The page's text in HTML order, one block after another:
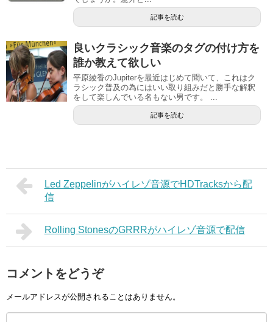
記事を読む
良いクラシック音楽のタグの付け方を
誰か教えて欲しい
平原綾香のJupiterを最近はじめて聞いて、これはク
ラシック普及の為にはいい取り組みだと勝手な解釈
をして楽しんでいる名もない男です。 ...
記事を読む
Led Zeppelinがハイレゾ音源でHDTracksから配
信
Rolling StonesのGRRRがハイレゾ音源で配信
コメントをどうぞ
メールアドレスが公開されることはありません。